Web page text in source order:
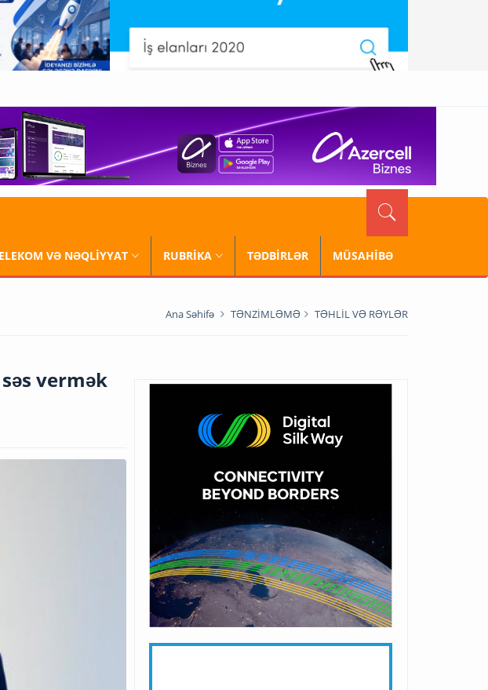
VƏ NƏQLİYYAT RUBRİKA TƏDBİRLƏR MÜSAHİBƏ
Ana Səhifə TƏNZİMLƏMƏ TƏHLİL VƏ RƏYLƏR
vermək